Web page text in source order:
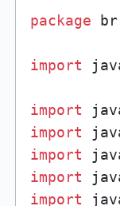
package
import
import
import
import
import
import